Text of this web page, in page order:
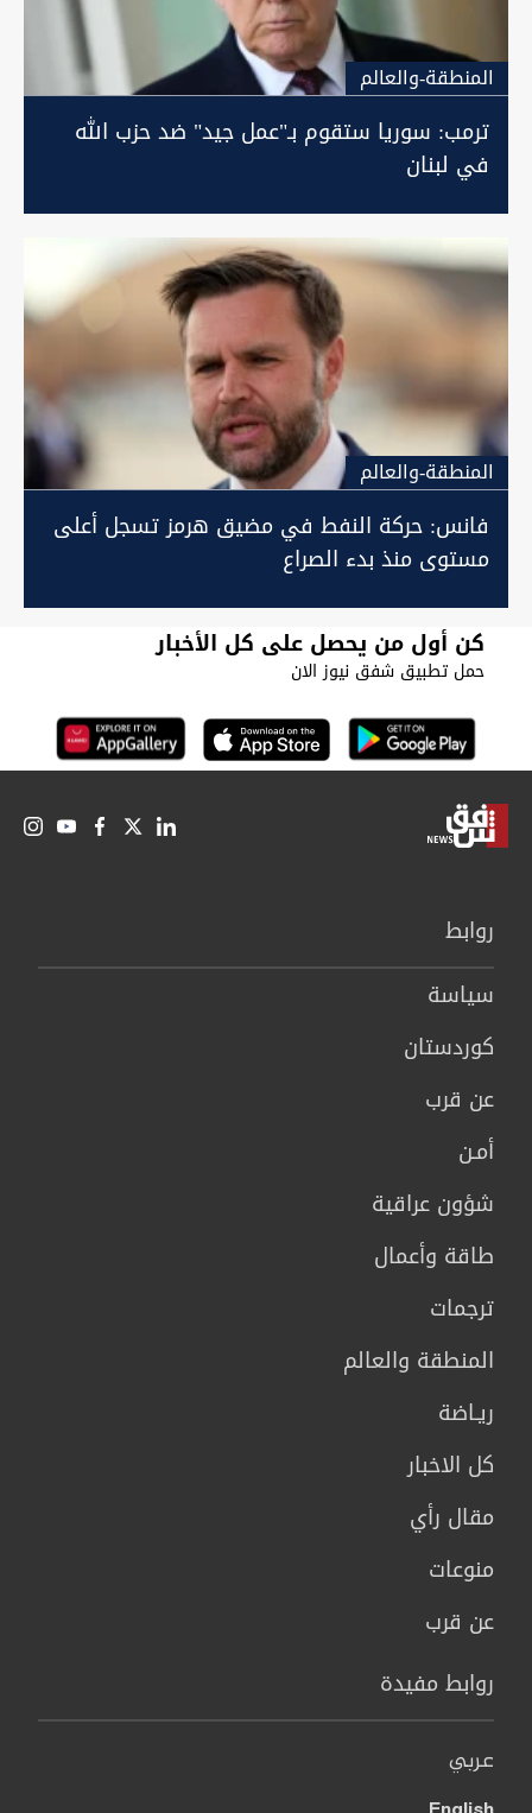
المنطقة-والعالم
ترمب: سوريا ستقوم بـ"عمل جيد" ضد حزب الله
في لبنان
المنطقة-والعالم
فانس: حركة النفط في مضيق هرمز تسجل أعلى
مستوى منذ بدء الصراع
كن أول من يحصل على كل الأخبار
حمل تطبيق شفق نيوز الان
روابط
سیاسة
كوردستان
عن قرب
أمـن
شؤون عراقية
طاقة وأعمال
ترجمات
المنطقة والعالم
ريـاضة
كل الاخبار
مقال رأي
منوعات
عن قرب
روابط مفيدة
عربي